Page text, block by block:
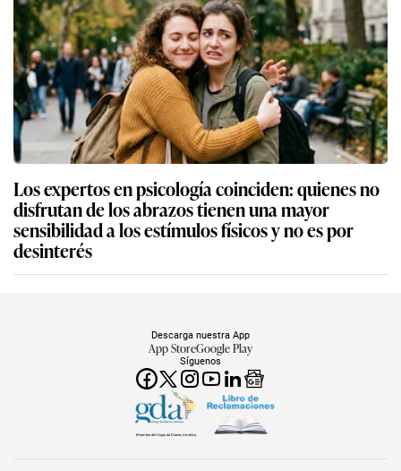
Los expertos en psicología coinciden: quienes no
disfrutan de los abrazos tienen una mayor
sensibilidad a los estímulos físicos y no es por
desinterés
Síguenos
Descarga nuestra App
App StoreGoogle Play
Miembro del Grupo de Diarios América